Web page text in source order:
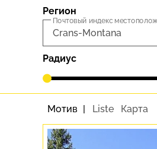
Регион
Почтовый индекс
Радиус
Мотив Liste Карта